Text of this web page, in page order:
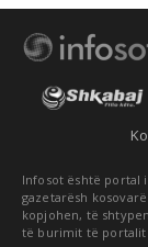
Infosot është portal
gazetarësh
kopjohen, të
të burimit të portalit